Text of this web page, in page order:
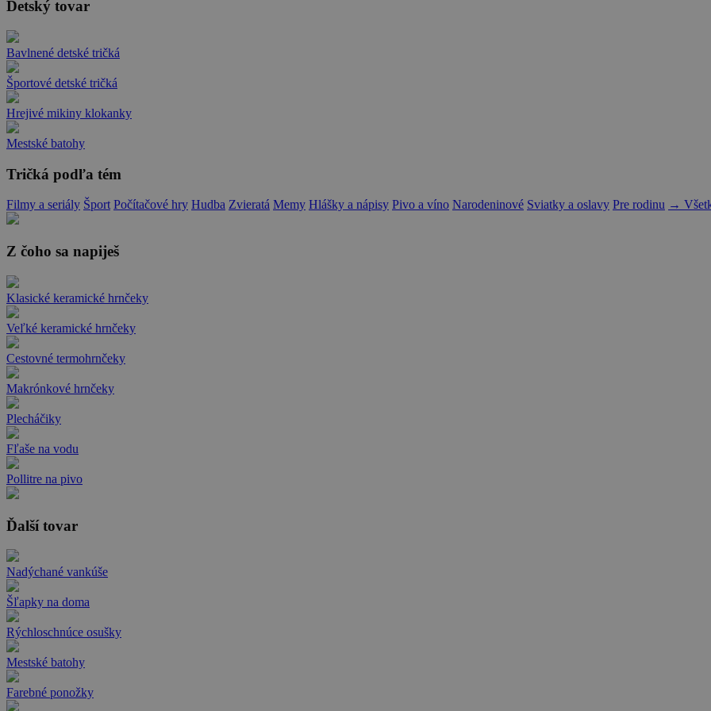
Detský tovar
Bavlnené detské tričká
Športové detské tričká
Hrejivé mikiny klokanky
Mestské batohy
Tričká podľa tém
Filmy a seriály Šport Počítačové hry Hudba Zvieratá Memy Hlášky a nápisy Pivo a víno Narodeninové Sviatky a oslavy Pre rodinu →
Z čoho sa napiješ
Klasické keramické hrnčeky
Veľké keramické hrnčeky
Cestovné termohrnčeky
Makrónkové hrnčeky
Plecháčiky
Fľaše na vodu
Pollitre na pivo
Ďalší tovar
Nadýchané vankúše
Šľapky na doma
Rýchloschnúce osušky
Mestské batohy
Farebné ponožky